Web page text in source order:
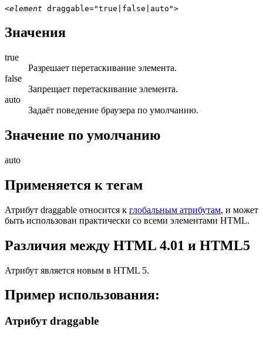
<element
Значения
true
Разрешает перетаскивание элемента.
false
Запрещает перетаскивание элемента.
auto
Задаёт поведение браузера по умолчанию.
Значение по умолчанию
auto
Применяется к тегам
Атрибут draggable относится к глобальным атрибутам, и может
быть использован практически со всеми элементами HTML.
Различия между HTML 4.01 и HTML5
Атрибут является новым в HTML 5.
Пример использования:
Атрибут draggable